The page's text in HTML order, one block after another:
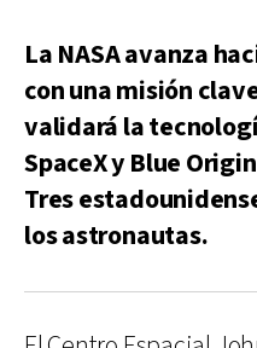
La NASA avanza
con una misión
validará la
SpaceX y Blue
Tres
los astronautas.